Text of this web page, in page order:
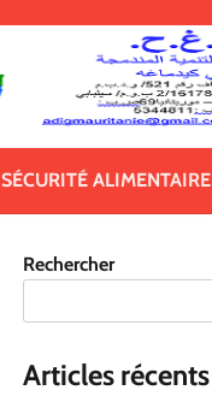
SÉCURITÉ ALIMENTAIRE
Rechercher
Articles récents